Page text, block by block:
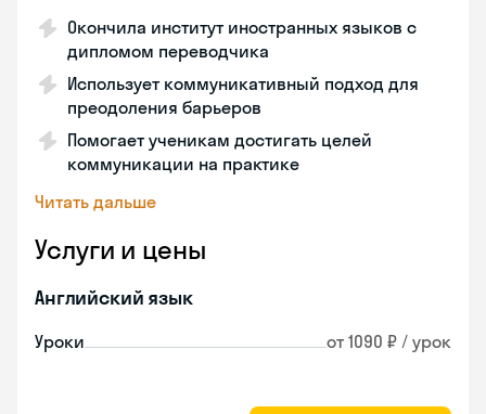
Окончила институт иностранных языков с
дипломом переводчика
Использует коммуникативный подход для
преодоления барьеров
Помогает ученикам достигать целей
коммуникации на практике
Читать дальше
Услуги и цены
Английский язык
Уроки от 1090 ₽ / урок